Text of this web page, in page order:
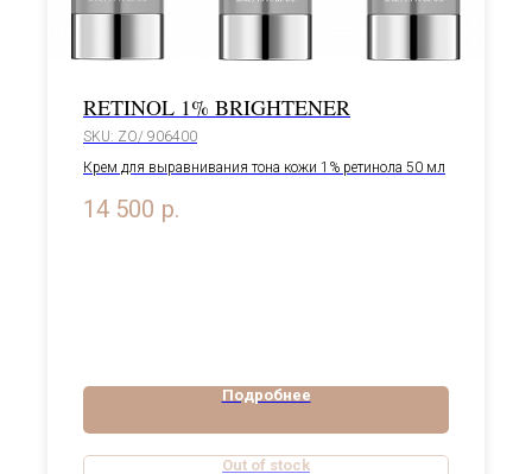
RETINOL 1% BRIGHTENER
SKU: ZO/ 906400
Крем для выравнивания тона кожи 1% ретинола 50 мл
14 500 р.
Подробнее
Out of stock